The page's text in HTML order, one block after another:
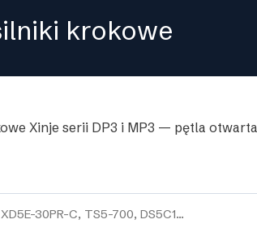
krokowe
Xinje serii DP3 i MP3 — pętla